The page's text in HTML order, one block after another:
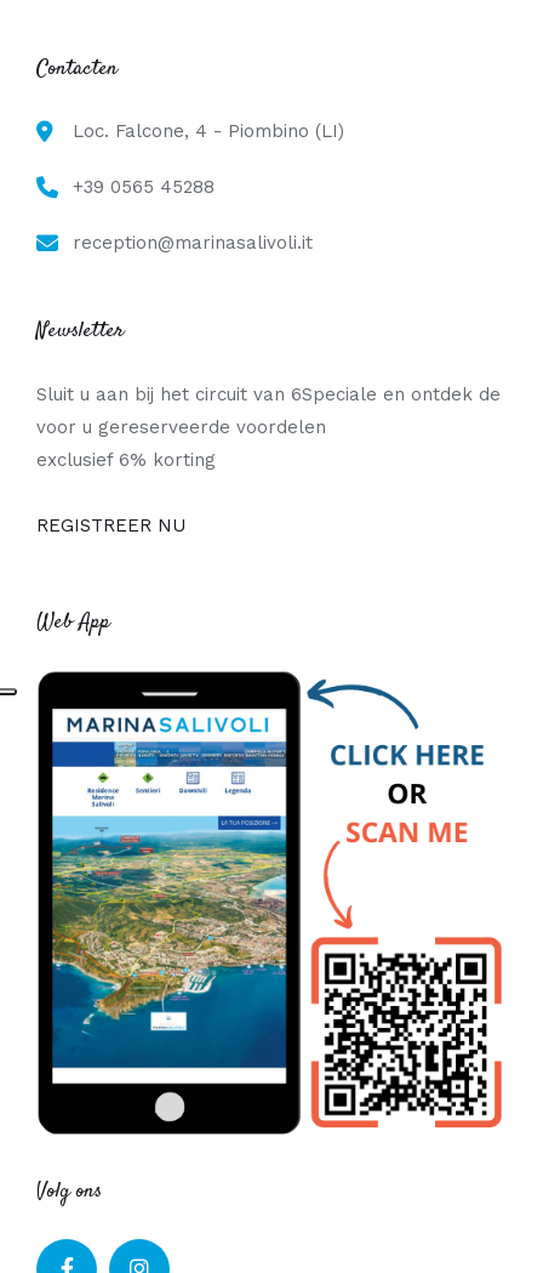
Contacten
Loc. Falcone, 4 - Piombino (LI)
+39 0565 45288
reception@marinasalivoli.it
Newsletter
Sluit u aan bij het circuit van 6Speciale en ontdek de
voor u gereserveerde voordelen
exclusief 6% korting
REGISTREER NU
Web App
Volg ons